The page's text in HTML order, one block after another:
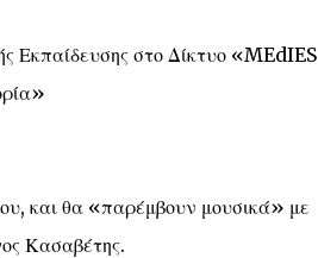
Εκπαίδευσης στο Δίκτυο «MEdIES
και θα «παρέμβουν μουσικά» με
Κασαβέτης.